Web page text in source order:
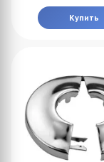
Купить